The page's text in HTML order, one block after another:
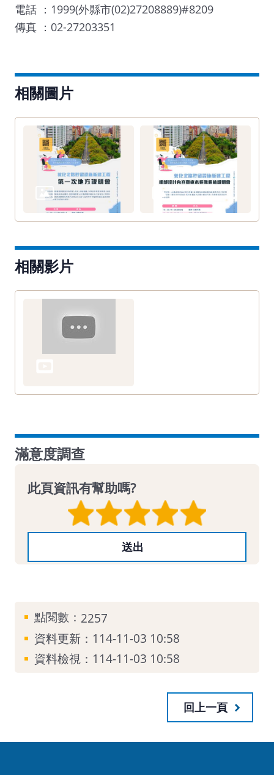
電話 ：1999(外縣市(02)27208889)#8209
傳真 ：02-27203351
相關圖片
相關影片
滿意度調查
此頁資訊有幫助嗎?
點閱數： 2257
資料更新： 114-11-03 10:58
資料檢視： 114-11-03 10:58
回上一頁